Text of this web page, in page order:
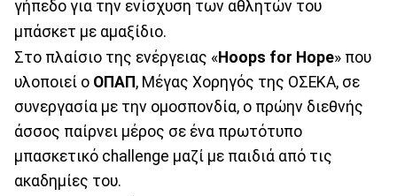
γήπεδο για την ενίσχυση των αθλητών του
μπάσκετ με αμαξίδιο.
Στο πλαίσιο της ενέργειας «Ηοops for Hope» που
υλοποιεί ο ΟΠΑΠ , Μέγας Χορηγός της ΟΣΕΚΑ, σε
συνεργασία με την ομοσπονδία, ο πρώην διεθνής
άσσος παίρνει μέρος σε ένα πρωτότυπο
μπασκετικό challenge μαζί με παιδιά από τις
ακαδημίες του.